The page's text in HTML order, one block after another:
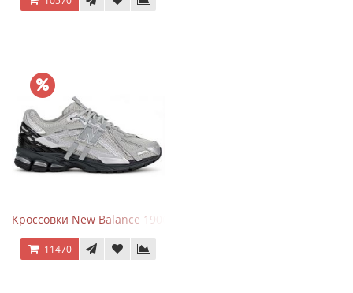
Кроссовки New Balance 1906 Black Silver Metallic
11470